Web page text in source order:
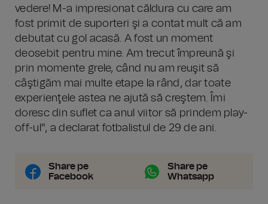
vedere! M-a impresionat căldura cu care am
fost primit de suporteri şi a contat mult că am
debutat cu gol acasă. A fost un moment
deosebit pentru mine. Am trecut împreună şi
prin momente grele, când nu am reuşit să
câştigăm mai multe etape la rând, dar toate
experienţele astea ne ajută să creştem. Îmi
doresc din suflet ca anul viitor să prindem play-
off-ul", a declarat fotbalistul de 29 de ani.
Share pe
Facebook
Share pe
Whatsapp